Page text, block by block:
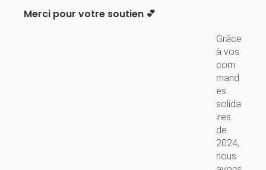
Merci pour votre soutien 💕
Grâce
à vos
com
mand
es
solida
ires
de
2024,
nous